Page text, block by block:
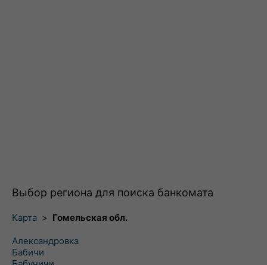
Выбор региона для поиска банкомата
Карта > Гомельская обл.
Александровка
Бабичи